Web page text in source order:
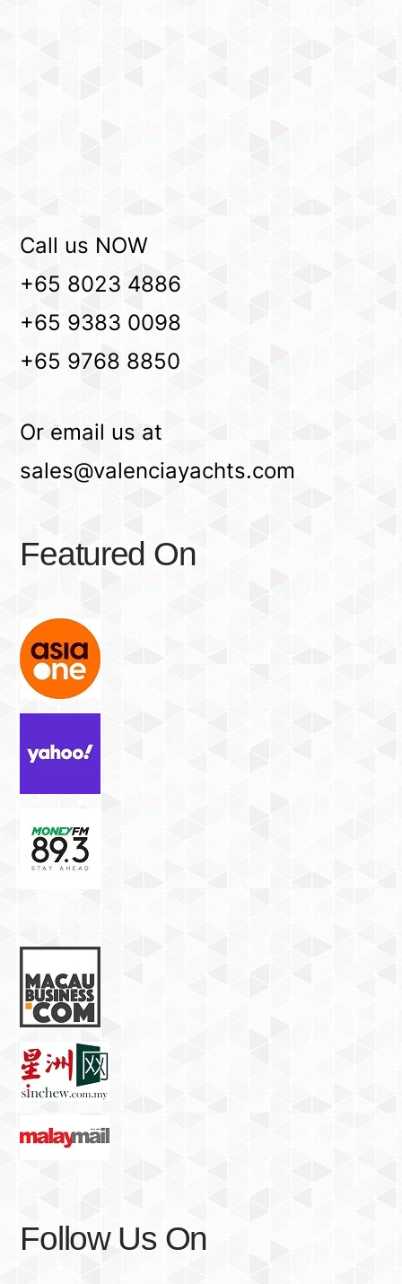
Call us NOW
+65 8023 4886
+65 9383 0098
+65 9768 8850
Or email us at
sales@valenciayachts.com
Featured On
Follow Us On